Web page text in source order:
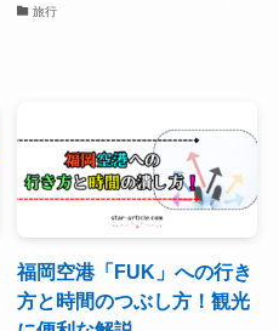
旅行
福岡空港「FUK」への行き
方と時間のつぶし方！観光